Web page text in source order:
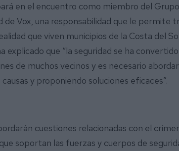
en el encuentro como miembro del
de Vox, una responsabilidad que le permite
que viven municipios de la Costa del
explicado que “la seguridad se ha
de muchos vecinos y es necesario
y proponiendo soluciones eficaces”.
cuestiones relacionadas con el
soportan las fuerzas y cuerpos de